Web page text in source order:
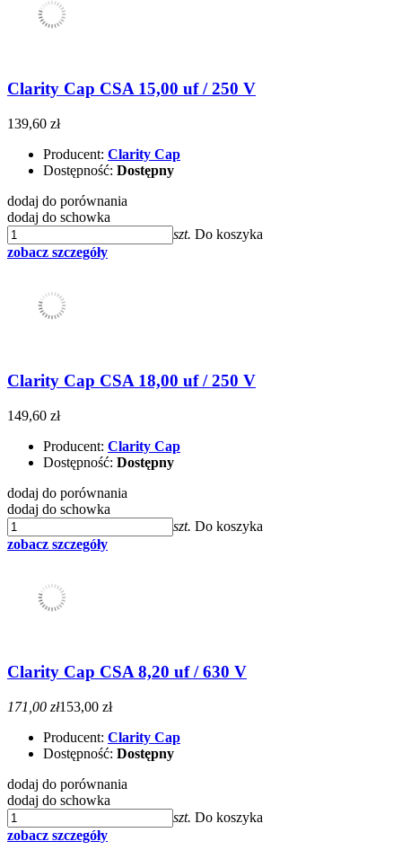
Clarity Cap CSA 15,00 uf / 250 V
139,60 zł
Producent: Clarity Cap
Dostępność: Dostępny
dodaj do porównania
dodaj do schowka
szt. Do koszyka
zobacz szczegóły
Clarity Cap CSA 18,00 uf / 250 V
149,60 zł
Producent: Clarity Cap
Dostępność: Dostępny
dodaj do porównania
dodaj do schowka
szt. Do koszyka
zobacz szczegóły
Clarity Cap CSA 8,20 uf / 630 V
171,00 zł153,00 zł
Producent: Clarity Cap
Dostępność: Dostępny
dodaj do porównania
dodaj do schowka
szt. Do koszyka
zobacz szczegóły